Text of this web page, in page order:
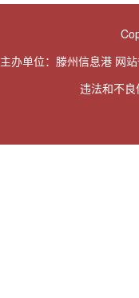
主办单位：滕州信息港 网
违法和不